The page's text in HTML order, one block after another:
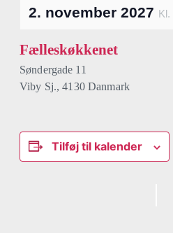
2. november 2027 Kl.
Fælleskøkkenet
Søndergade 11
Viby Sj., 4130 Danmark
Tilføj til kalender